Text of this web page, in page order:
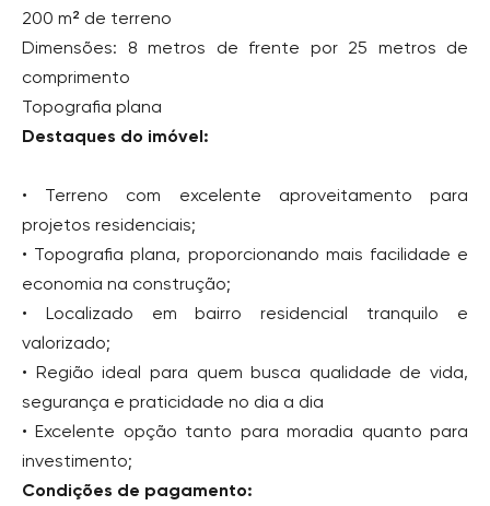
200 m² de terreno
Dimensões: 8 metros de frente por 25 metros de
comprimento
Topografia plana
Destaques do imóvel:
• Terreno com excelente aproveitamento para
projetos residenciais;
• Topografia plana, proporcionando mais facilidade e
economia na construção;
• Localizado em bairro residencial tranquilo e
valorizado;
• Região ideal para quem busca qualidade de vida,
segurança e praticidade no dia a dia
• Excelente opção tanto para moradia quanto para
investimento;
Condições de pagamento: